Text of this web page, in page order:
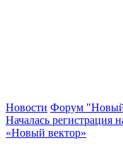
Новости Форум "Новый
Началась регистрация
«Новый вектор»